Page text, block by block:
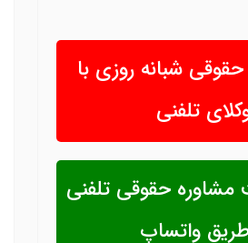
شبانه روزی با
تلفنی
حقوقی تلفنی
واتساپ